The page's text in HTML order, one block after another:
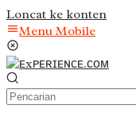
Loncat ke konten
Menu Mobile